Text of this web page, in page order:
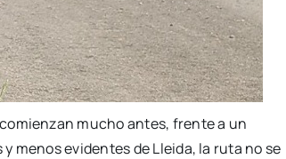
mucho antes, frente a un
menos evidentes de Lleida, la ruta no se